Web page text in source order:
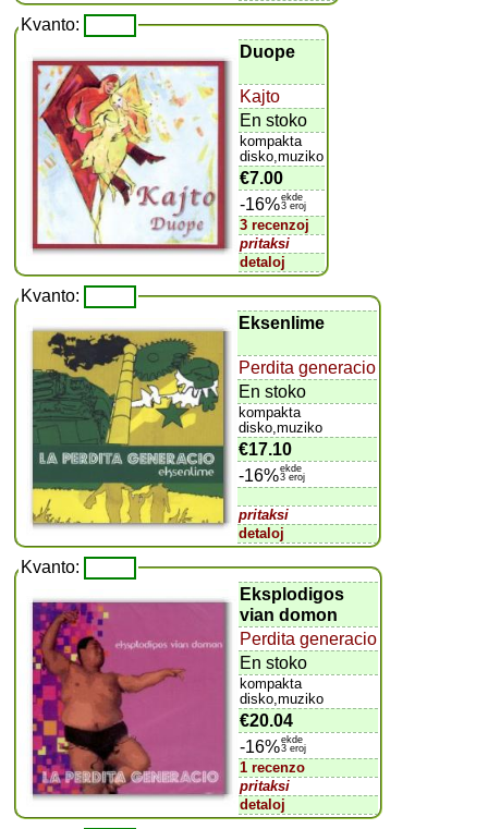
Kvanto:
Duope
Kajto
En stoko
kompakta
disko,muziko
€7.00
-16%ekde
3 eroj
3 recenzoj
pritaksi
detaloj
Kvanto:
Eksenlime
Perdita generacio
En stoko
kompakta
disko,muziko
€17.10
-16%ekde
3 eroj
pritaksi
detaloj
Kvanto:
Eksplodigos
vian domon
Perdita generacio
En stoko
kompakta
disko,muziko
€20.04
-16%ekde
3 eroj
1 recenzo
pritaksi
detaloj